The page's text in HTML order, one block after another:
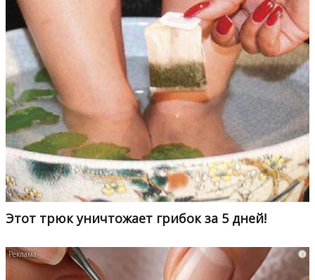
Этот трюк уничтожает грибок за 5 дней!
i